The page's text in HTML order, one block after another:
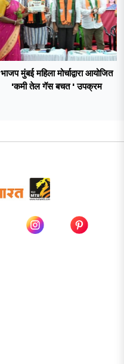
भाजप मुंबई महिला मोर्चाद्वारा आयोजित
'कमी तेल गॅस बचत ' उपक्रम